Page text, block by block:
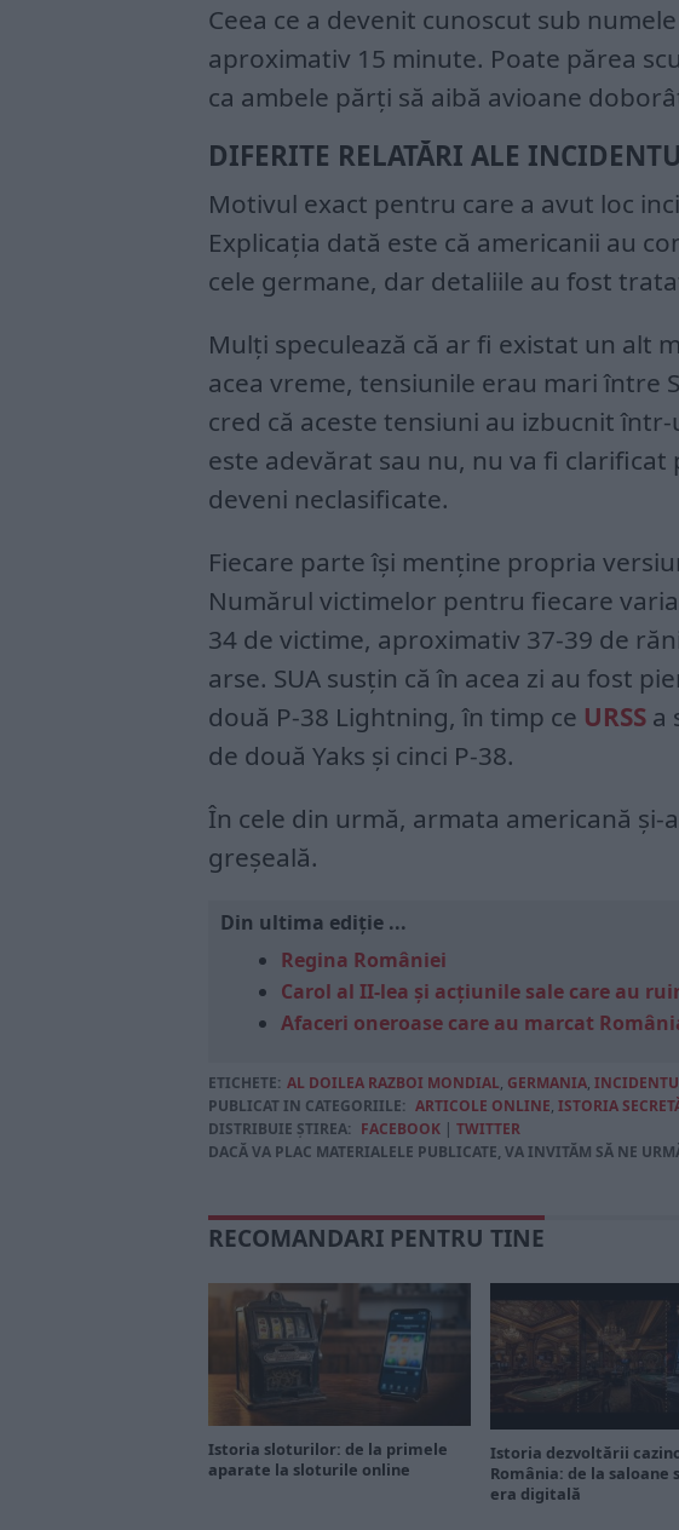
Ceea ce a devenit cunoscut sub
aproximativ 15 minute. Poate părea
ca ambele părți să aibă avioane
DIFERITE RELATĂRI ALE
Motivul exact pentru care a avut loc
Explicația dată este că americanii au
cele germane, dar detaliile au fost
Mulți speculează că ar fi existat un alt
acea vreme, tensiunile erau mari între
cred că aceste tensiuni au izbucnit
este adevărat sau nu, nu va fi
deveni neclasificate.
Fiecare parte își menține propria
Numărul victimelor pentru fiecare
34 de victime, aproximativ 37-39 de
arse. SUA susțin că în acea zi au fost
două P-38 Lightning, în timp ce URSS a
de două Yaks și cinci P-38.
În cele din urmă, armata americană și-
greșeală.
Din ultima ediție ...
Regina României
Carol al II-lea și acțiunile sale care au
Afaceri oneroase care au marcat
ETICHETE: AL DOILEA RAZBOI MONDIAL, GERMANIA,
PUBLICAT IN CATEGORIILE: ARTICOLE ONLINE, ISTORIA
DISTRIBUIE ȘTIREA: FACEBOOK | TWITTER
DACĂ VA PLAC MATERIALELE PUBLICATE, VA INVITĂM SĂ NE
RECOMANDARI PENTRU TINE
Istoria sloturilor: de la primele
aparate la sloturile online
Istoria dezvoltării
România: de la saloane
era digitală